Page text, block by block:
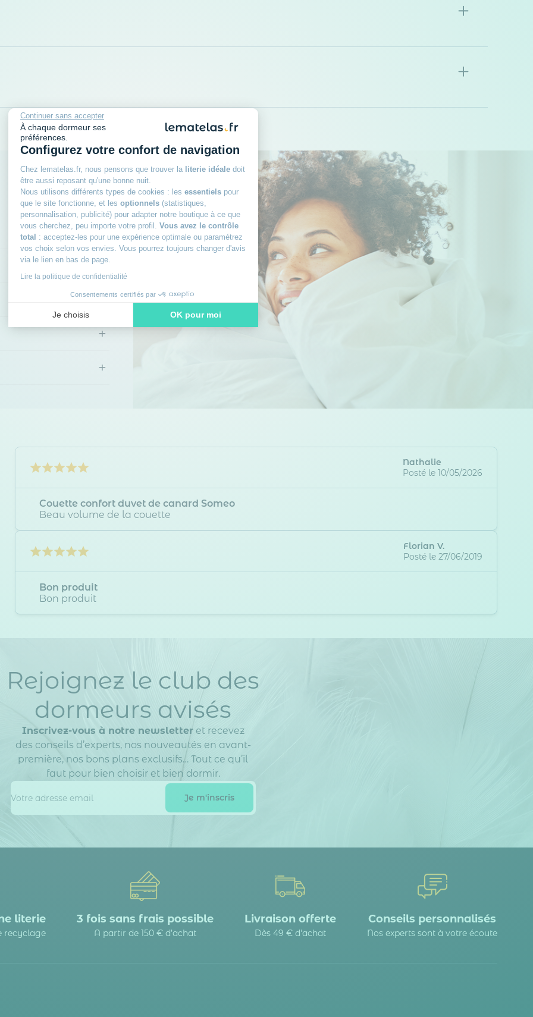
Continuer sans accepter
À chaque dormeur ses
préférences.
Configurez votre confort de navigation
Chez lematelas.fr, nous pensons que trouver la literie idéale doit
être aussi reposant qu'une bonne nuit.
Nous utilisons différents types de cookies : les essentiels pour
que le site fonctionne, et les optionnels (statistiques,
personnalisation, publicité) pour adapter notre boutique à ce que
vous cherchez, peu importe votre profil. Vous avez le contrôle
total : acceptez-les pour une expérience optimale ou paramétrez
vos choix selon vos envies. Vous pourrez toujours changer d'avis
via le lien en bas de page.
Lire la politique de confidentialité
Consentements certifiés par
Je choisis OK pour moi
Plateforme de Gestion du Consentement : Personnalisez vos Options
+
+
+
+
+
Nathalie
Posté le 10/05/2026
Couette confort duvet de canard Someo
Beau volume de la couette
Florian V.
Posté le 27/06/2019
Bon produit
Bon produit
Rejoignez le club des
dormeurs avisés
Inscrivez-vous à notre newsletteret recevez
des conseils d’experts, nos nouveautés en avant-
première, nos bons plans exclusifs… Tout ce qu’il
faut pour bien choisir et bien dormir.
literie
recyclage
3 fois sans frais possible
A partir de 150 € d’achat
Livraison offerte
Dès 49 € d'achat
Conseils personnalisés
Nos experts sont à votre écoute